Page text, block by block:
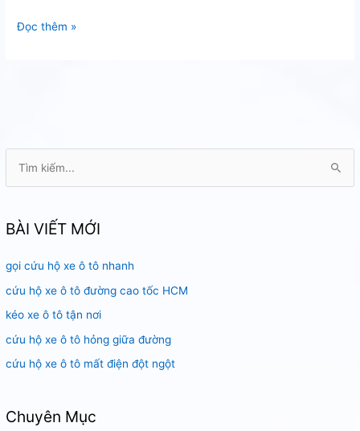
k
ế
m
:
BÀI VIẾT MỚI
gọi cứu hộ xe ô tô nhanh
cứu hộ xe ô tô đường cao tốc HCM
kéo xe ô tô tận nơi
cứu hộ xe ô tô hỏng giữa đường
cứu hộ xe ô tô mất điện đột ngột
Chuyên Mục
Kích
Sài
Gòn
Đọc thêm »